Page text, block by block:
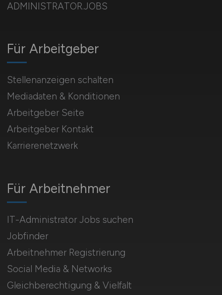
ADMINISTRATOR.JOBS
Für Arbeitnehmer
IT-Administrator Jobs suchen
Jobfinder
Arbeitnehmer Registrierung
Social Media & Networks
Gleichberechtigung & Vielfalt
Für Arbeitgeber
Stellenanzeigen schalten
Mediadaten & Konditionen
Arbeitgeber Seite
Arbeitgeber Kontakt
Karrierenetzwerk